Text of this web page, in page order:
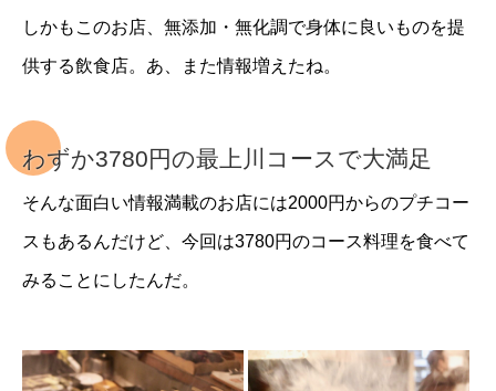
しかもこのお店、無添加・無化調で身体に良いものを提
供する飲食店。あ、また情報増えたね。
わずか3780円の最上川コースで大満足
そんな面白い情報満載のお店には2000円からのプチコー
スもあるんだけど、今回は3780円のコース料理を食べて
みることにしたんだ。